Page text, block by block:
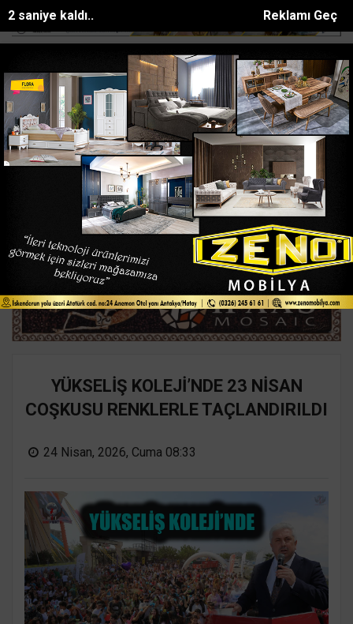
SON DAKİKA:
o... Kahramanmaraşta yılan paniği Serikte uyuşturucu
Ana Sayfa HATAY
YÜKSELİŞ KOLEJİ’NDE 23 NİSAN
COŞKUSU RENKLERLE TAÇLANDIRILDI
24 Nisan, 2026, Cuma 08:33